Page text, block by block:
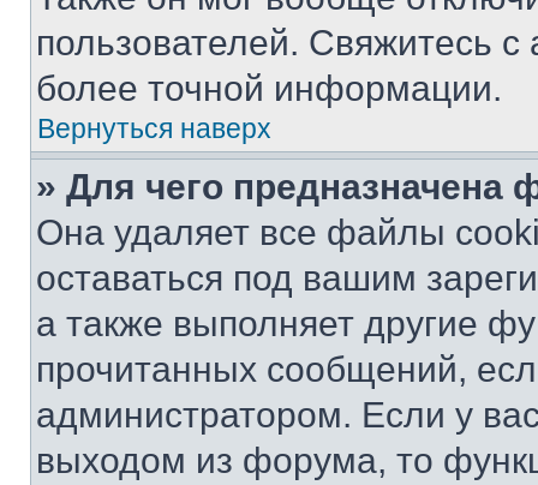
пользователей. Свяжитесь
более точной информации.
Вернуться наверх
» Для чего предназначена
Она удаляет все файлы
оставаться под вашим
а также выполняет другие
прочитанных сообщений,
администратором. Если у
выходом из форума, то